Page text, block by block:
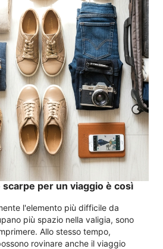
per un viaggio è così
l'elemento più difficile da
più spazio nella valigia, sono
Allo stesso tempo,
rovinare anche il viaggio